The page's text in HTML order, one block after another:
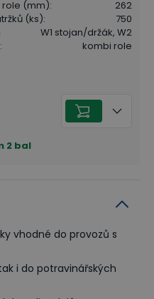
role (mm):
262
(ks):
750
:
W1 stojan/držák, W2
kombi role
2 bal
vhodné do provozů s
i do potravinářských